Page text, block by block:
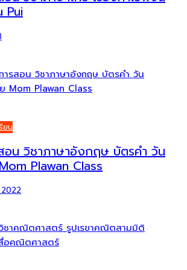
Pui
ยน
น วิชาภาษาอังกฤษ บัตรคำ วัน
Plawan Class